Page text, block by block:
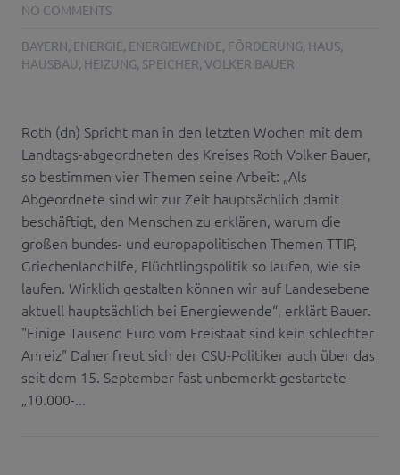
NO COMMENTS
BAYERN, ENERGIE, ENERGIEWENDE, FÖRDERUNG, HAUS,
HAUSBAU, HEIZUNG, SPEICHER, VOLKER BAUER
Roth (dn) Spricht man in den letzten Wochen mit dem
Landtags-abgeordneten des Kreises Roth Volker Bauer,
so bestimmen vier Themen seine Arbeit: „Als
Abgeordnete sind wir zur Zeit hauptsächlich damit
beschäftigt, den Menschen zu erklären, warum die
großen bundes- und europapolitischen Themen TTIP,
Griechenlandhilfe, Flüchtlingspolitik so laufen, wie sie
laufen. Wirklich gestalten können wir auf Landesebene
aktuell hauptsächlich bei Energiewende“, erklärt Bauer.
"Einige Tausend Euro vom Freistaat sind kein schlechter
Anreiz" Daher freut sich der CSU-Politiker auch über das
seit dem 15. September fast unbemerkt gestartete
„10.000-...